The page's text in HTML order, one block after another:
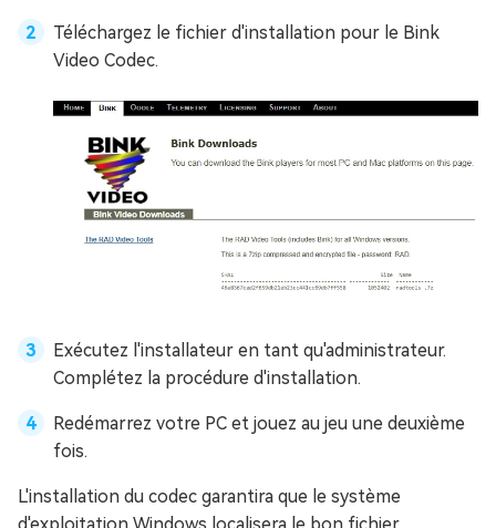
Téléchargez le fichier d'installation pour le Bink
Video Codec.
Exécutez l'installateur en tant qu'administrateur.
Complétez la procédure d'installation.
Redémarrez votre PC et jouez au jeu une deuxième
fois.
L'installation du codec garantira que le système